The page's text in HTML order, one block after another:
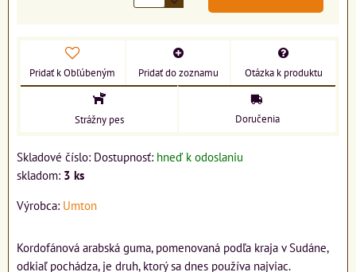
Pridať k Obľúbeným Pridať do zoznamu Otázka k produktu
Strážny pes Doručenia
Skladové číslo: Dostupnosť: hneď k odoslaniu
skladom: 3 ks
Výrobca: Umton
Kordofánová arabská guma, pomenovaná podľa kraja v Sudáne,
odkiaľ pochádza, je druh, ktorý sa dnes používa najviac.